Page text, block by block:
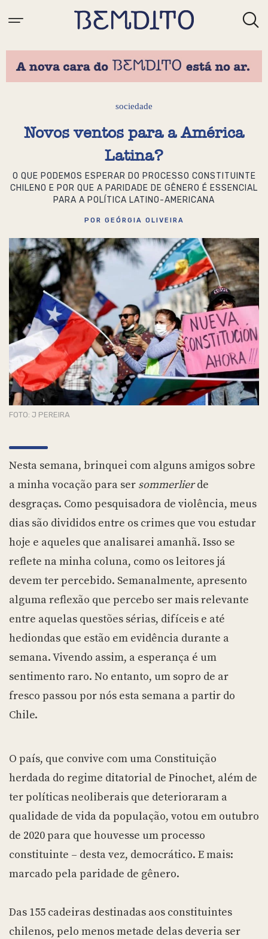
sociedade
Novos ventos para a América
Latina?
O QUE PODEMOS ESPERAR DO PROCESSO CONSTITUINTE
CHILENO E POR QUE A PARIDADE DE GÊNERO É ESSENCIAL
PARA A POLÍTICA LATINO-AMERICANA
POR GEÓRGIA OLIVEIRA
FOTO: J PEREIRA
Nesta semana, brinquei com alguns amigos sobre
a minha vocação para ser sommerlierde
desgraças. Como pesquisadora de violência, meus
dias são divididos entre os crimes que vou estudar
hoje e aqueles que analisarei amanhã. Isso se
reflete na minha coluna, como os leitores já
devem ter percebido. Semanalmente, apresento
alguma reflexão que percebo ser mais relevante
entre aquelas questões sérias, difíceis e até
hediondas que estão em evidência durante a
semana. Vivendo assim, a esperança é um
sentimento raro. No entanto, um sopro de ar
fresco passou por nós esta semana a partir do
Chile.
O país, que convive com uma Constituição
herdada do regime ditatorial de Pinochet, além de
ter políticas neoliberais que deterioraram a
qualidade de vida da população, votou em outubro
de 2020 para que houvesse um processo
constituinte – desta vez, democrático. E mais:
marcado pela paridade de gênero.
Das 155 cadeiras destinadas aos constituintes
chilenos, pelo menos metade delas deveria ser